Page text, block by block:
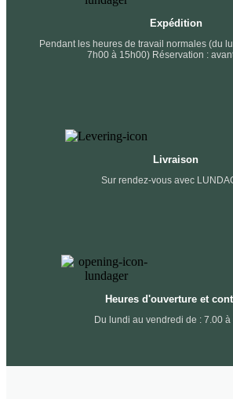
Expédition
Pendant les heures de travail normales (du
7h00 à 15h00) Réservation :
Livraison
Sur rendez-vous avec
Heures d'ouverture et
Du lundi au vendredi de : 7.00 à